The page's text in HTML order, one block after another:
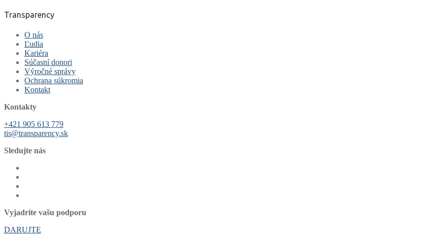
Transparency
O nás
Ľudia
Kariéra
Súčasní donori
Výročné správy
Ochrana súkromia
Kontakt
Kontakty
+421 905 613 779
tis@transparency.sk
Sledujte nás
Vyjadrite vašu podporu
DARUJTE